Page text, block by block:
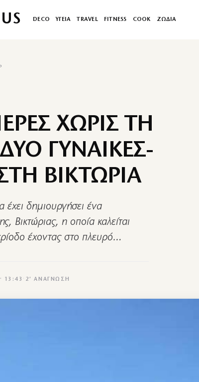
DECO ΥΓΕΙΑ TRAVEL FITNESS COOK ΖΩΔΙΑ
ΧΩΡΙΣ ΤΗ
ΓΥΝΑΙΚΕΣ-
ΒΙΚΤΩΡΙΑ
δημιουργήσει ένα
Βικτώριας, η οποία καλείται
έχοντας στο πλευρό…
13:43 · 2′ ΑΝΆΓΝΩΣΗ